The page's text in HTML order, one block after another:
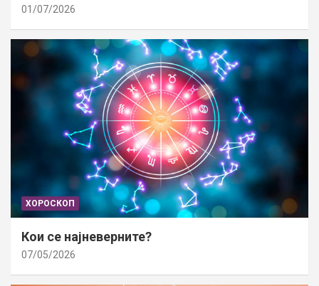
01/07/2026
ХОРОСКОП
Кои се најневерните?
07/05/2026